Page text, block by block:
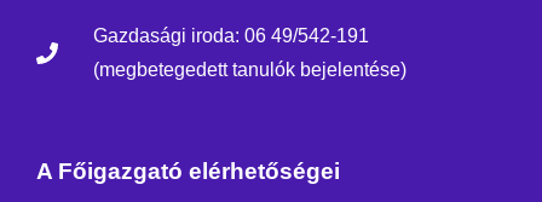
Gazdasági iroda: 06 49/542-191
(megbetegedett tanulók bejelentése)
A Főigazgató elérhetőségei